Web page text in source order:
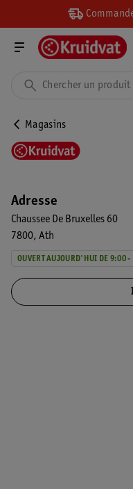
Magasins
Adresse
Chaussee De Bruxelles 60
7800 Ath
OUVERT AUJOURD'HUI DE 9:00